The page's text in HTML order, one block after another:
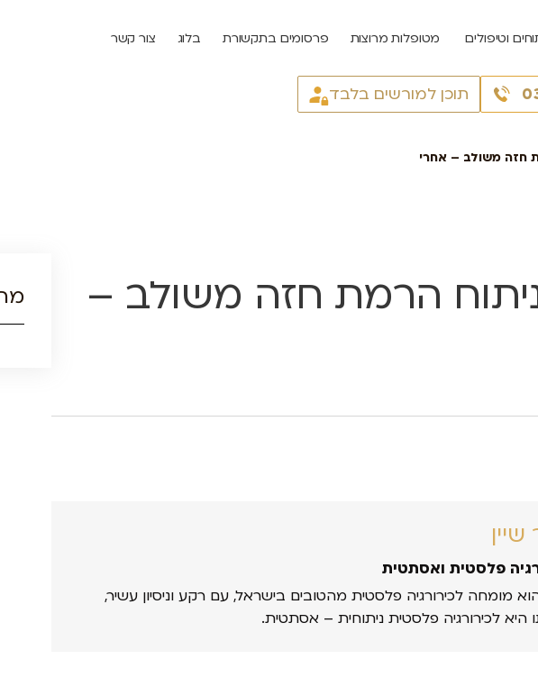
וטיפולים מטופלות מרוצות פרסומים בתקשורת בלוג צור קשר
תוכן למורשים בלבד
חזה משולב – אחרי
הרמת חזה משולב –
פלסטית ואסתטית
הוא מומחה לכירורגיה פלסטית מהטובים בישראל, עם רקע וניסיון עשיר,
לכירורגיה פלסטית ניתוחית – אסתטית.